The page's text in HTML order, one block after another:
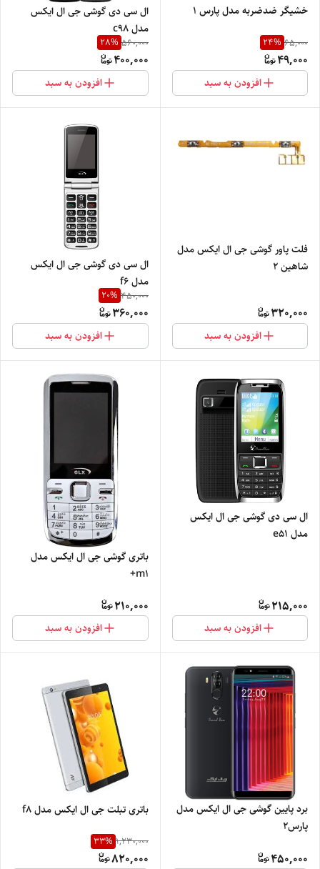
خشیگر ضدضربه مدل پارس 1
65,000
24%
49,000
افزودن به سبد
ال سی دی گوشی جی ال ایکس
مدل c98
560,000
28%
400,000
افزودن به سبد
فلت پاور گوشی جی ال ایکس مدل
شاهین 2
320,000
افزودن به سبد
ال سی دی گوشی جی ال ایکس
مدل f6
450,000
20%
360,000
افزودن به سبد
ال سی دی گوشی جی ال ایکس
مدل e51
215,000
افزودن به سبد
باتری گوشی جی ال ایکس مدل
m1+
210,000
افزودن به سبد
برد پایین گوشی جی ال ایکس مدل
پارس2
450,000
باتری تبلت جی ال ایکس مدل f8
1,230,000
33%
820,000